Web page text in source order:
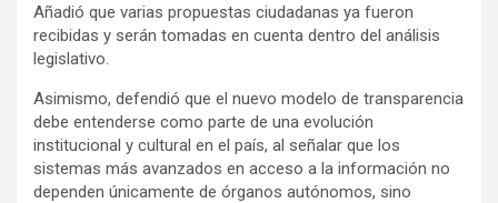
Añadió que varias propuestas ciudadanas ya fueron
recibidas y serán tomadas en cuenta dentro del análisis
legislativo.
Asimismo, defendió que el nuevo modelo de transparencia
debe entenderse como parte de una evolución
institucional y cultural en el país, al señalar que los
sistemas más avanzados en acceso a la información no
dependen únicamente de órganos autónomos, sino